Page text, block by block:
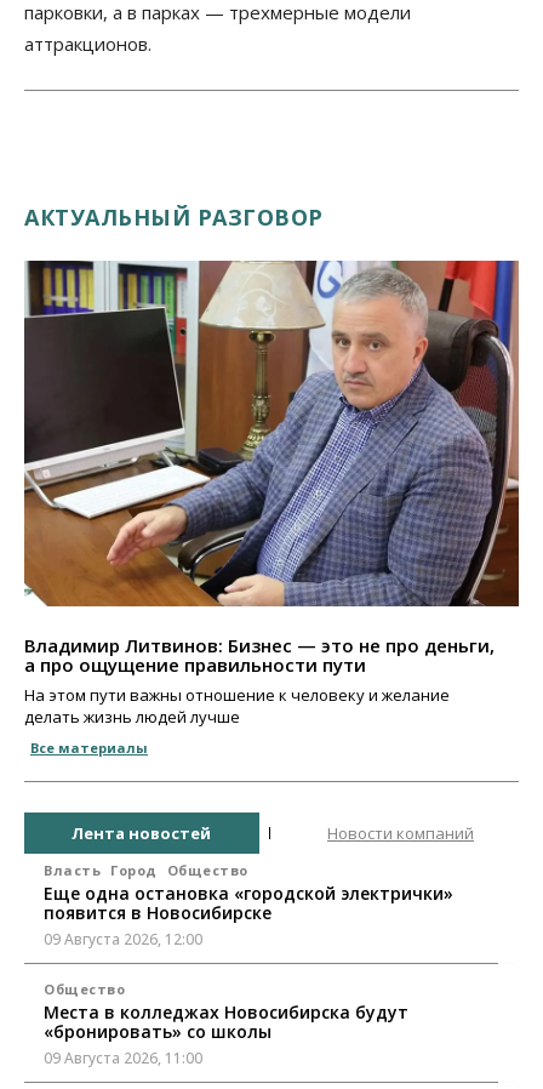
парковки, а в парках — трехмерные модели
аттракционов.
АКТУАЛЬНЫЙ РАЗГОВОР
Владимир Литвинов: Бизнес — это не про деньги,
а про ощущение правильности пути
На этом пути важны отношение к человеку и желание
делать жизнь людей лучше
Все материалы
Лента новостей Новости компаний
Власть Город Общество
Еще одна остановка «городской электрички»
появится в Новосибирске
09 Августа 2026, 12:00
Общество
Места в колледжах Новосибирска будут
«бронировать» со школы
09 Августа 2026, 11:00